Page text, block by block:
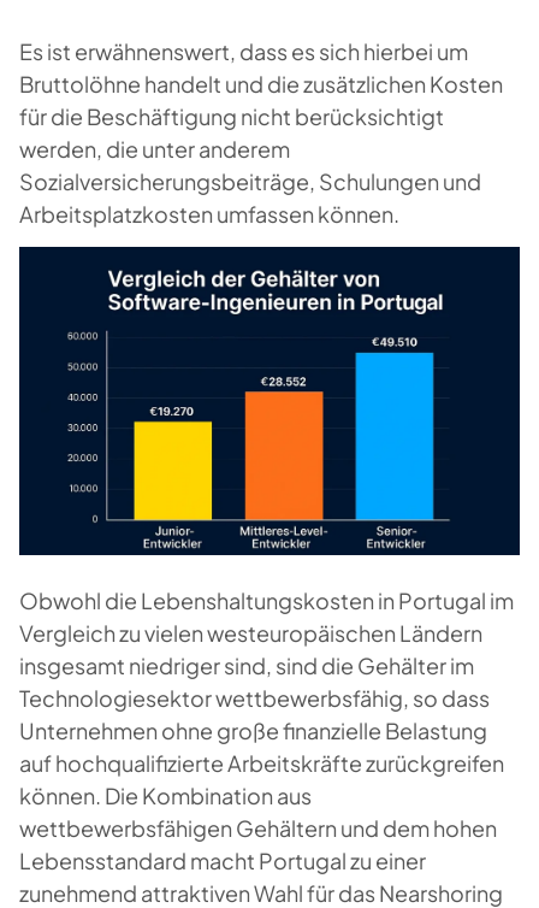
Es ist erwähnenswert, dass es sich hierbei um
Bruttolöhne handelt und die zusätzlichen Kosten
für die Beschäftigung nicht berücksichtigt
werden, die unter anderem
Sozialversicherungsbeiträge, Schulungen und
Arbeitsplatzkosten umfassen können.
Obwohl die Lebenshaltungskosten in Portugal im
Vergleich zu vielen westeuropäischen Ländern
insgesamt niedriger sind, sind die Gehälter im
Technologiesektor wettbewerbsfähig, so dass
Unternehmen ohne große finanzielle Belastung
auf hochqualifizierte Arbeitskräfte zurückgreifen
können. Die Kombination aus
wettbewerbsfähigen Gehältern und dem hohen
Lebensstandard macht Portugal zu einer
zunehmend attraktiven Wahl für das Nearshoring